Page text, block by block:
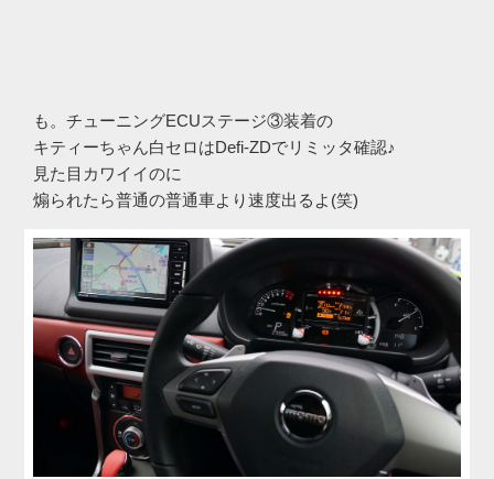
も。チューニングECUステージ③装着の
キティーちゃん白セロはDefi-ZDでリミッタ確認♪
見た目カワイイのに
煽られたら普通の普通車より速度出るよ(笑)